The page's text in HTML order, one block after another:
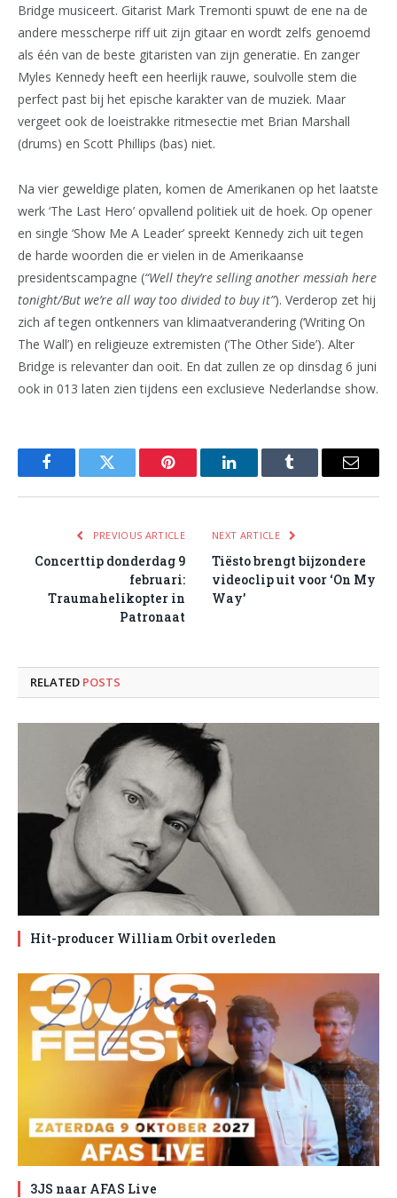
Bridge musiceert. Gitarist Mark Tremonti spuwt de ene na de
andere messcherpe riff uit zijn gitaar en wordt zelfs genoemd
als één van de beste gitaristen van zijn generatie. En zanger
Myles Kennedy heeft een heerlijk rauwe, soulvolle stem die
perfect past bij het epische karakter van de muziek. Maar
vergeet ook de loeistrakke ritmesectie met Brian Marshall
(drums) en Scott Phillips (bas) niet.
Na vier geweldige platen, komen de Amerikanen op het laatste
werk ‘The Last Hero’ opvallend politiek uit de hoek. Op opener
en single ‘Show Me A Leader’ spreekt Kennedy zich uit tegen
de harde woorden die er vielen in de Amerikaanse
presidentscampagne (“Well they’re selling another messiah here
tonight/But we’re all way too divided to buy it”). Verderop zet hij
zich af tegen ontkenners van klimaatverandering (‘Writing On
The Wall’) en religieuze extremisten (‘The Other Side’). Alter
Bridge is relevanter dan ooit. En dat zullen ze op dinsdag 6 juni
ook in 013 laten zien tijdens een exclusieve Nederlandse show.
FacebookTwitter Pinterest LinkedInTumblr Email
PREVIOUS ARTICLE
Concerttip donderdag 9
februari:
Traumahelikopter in
Patronaat
NEXT ARTICLE
Tiësto brengt bijzondere
videoclip uit voor ‘On My
Way’
RELATED POSTS
Hit-producer William Orbit overleden
3JS naar AFAS Live